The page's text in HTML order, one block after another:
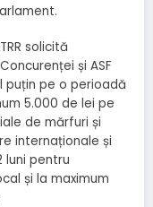
solicită
și ASF
puțin pe o perioadă
5.000 de lei pe
de mărfuri și
internaționale și
luni pentru
și la maximum